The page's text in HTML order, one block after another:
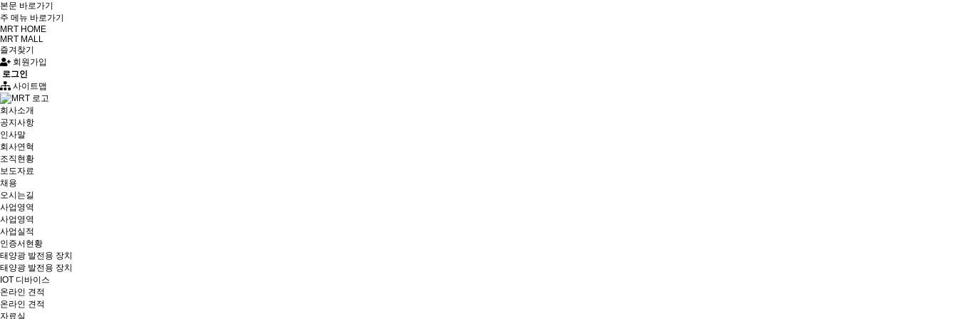
본문 바로가기
주 메뉴 바로가기
MRT HOME
MRT MALL
즐겨찾기
회원가입
로그인
사이트맵
회사소개
공지사항
인사말
회사연혁
조직현황
보도자료
채용
오시는길
사업영역
사업영역
사업실적
인증서현황
태양광 발전용 장치
태양광 발전용 장치
IOT 디바이스
온라인 견적
온라인 견적
자료실